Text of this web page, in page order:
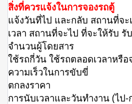
สิ่งที่ควรแจ้งในการจองรถตู้
แจ้งวันที่ไป และกลับ สถานที่จะ
เวลา สถานที่จะไป ที่จะให้รับ รั
จำนวนผู้โดยสาร
ใช้รถกี่วัน ใช้รถตลอดเวลาหรือ
ความเร็วในการขับขี่
ตกลงราคา
การนับเวลาและวันทำงาน (ไป